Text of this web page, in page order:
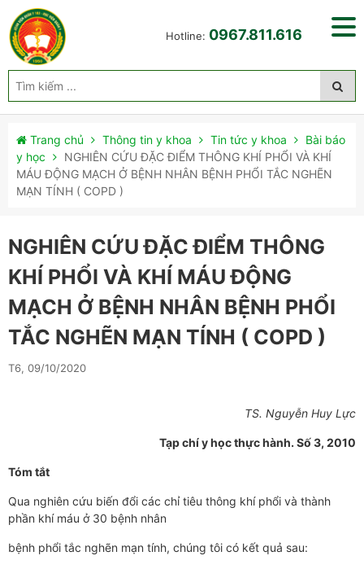
Hotline: 0967.811.616
Trang chủ Thông tin y khoa Tin tức y khoa
Bài báo
y học
NGHIÊN CỨU ĐẶC ĐIỂM THÔNG KHÍ PHỔI VÀ KHÍ
MÁU ĐỘNG MẠCH Ở BỆNH NHÂN BỆNH PHỔI TẮC NGHẼN
MẠN TÍNH ( COPD )
NGHIÊN CỨU ĐẶC ĐIỂM THÔNG
KHÍ PHỔI VÀ KHÍ MÁU ĐỘNG
MẠCH Ở BỆNH NHÂN BỆNH PHỔI
TẮC NGHẼN MẠN TÍNH ( COPD )
T6, 09/10/2020
TS. Nguyễn Huy Lực
Tạp chí y học thực hành. Số 3, 2010
Tóm tắt
Qua nghiên cứu biến đổi các chỉ tiêu thông khí phổi và thành
phần khí máu ở 30 bệnh nhân
bệnh phổi tắc nghẽn mạn tính, chúng tôi có kết quả sau: